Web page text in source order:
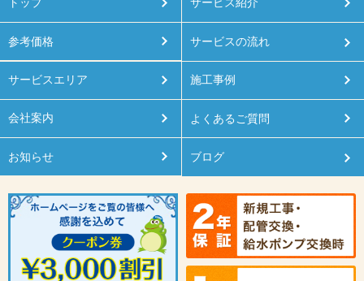
トップ サービス紹介
参考価格 サービスの流れ
サービスエリア 施工事例
会社案内 よくあるご質問
お知らせ ブログ